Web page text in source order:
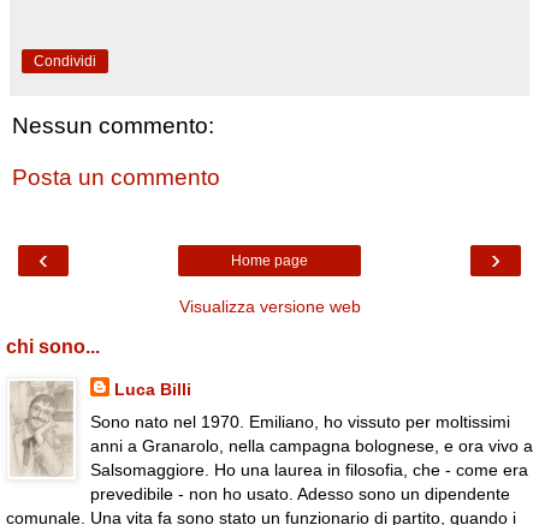
Condividi
Nessun commento:
Posta un commento
‹ ›
Home page
Visualizza versione web
chi sono...
Luca Billi
Sono nato nel 1970. Emiliano, ho vissuto per moltissimi
anni a Granarolo, nella campagna bolognese, e ora vivo a
Salsomaggiore. Ho una laurea in filosofia, che - come era
prevedibile - non ho usato. Adesso sono un dipendente
comunale. Una vita fa sono stato un funzionario di partito, quando i